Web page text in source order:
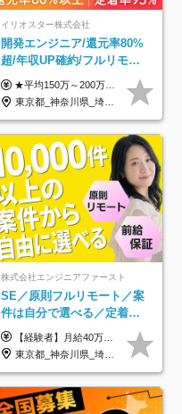
イリオスター株式会社
開発エンジニア/還元率80%
超/年収UP確約/フルリモ
OK/年休130日/平均残業7h/
約2万件の案件から選択
★平均150万～200万円年収UPを実現！ ★前職給与を100％保証！ ★案件内容の開示・明確な評価体制あり ⇒クライアント評価で即昇給を実現したケースも◎ ★年12回（毎月昇給チャンスあり） ■月給35万円～103万円 ※経験・能力・前職給与を考慮し、決定 ※上記給与には月30時間分(6万6500円以上)の固定残業代が含まれます。超過分は手当として別途支給します ※試用期間3ヶ月あり(期間中の給与・待遇面に差異はありません) ▼収入アップの実例をご紹介 ───────────── ★働き方改革をした30代男性（PG） 子どもが生まれたばかりなのに、忙しい現場で残業も月50～60時間が当たり前。 ⇒残業ほぼゼロ＆週3リモートの働き方に！しかも給与もアップ！ ★収入アップした30代男性（PM） 子供が3人いて家計も苦しく、残業代で稼ぐ日々… ⇒残業をたくさんしていた年収額より、100万円以上アップしました！
東京都_神奈川県_埼玉県_千葉県_大阪府_愛知県_北海道_青森県_岩手県_宮城県_秋田県_山形県_福島県_茨城県_栃木県_群馬県_新潟県_山梨県_長野県_富山県_石川県_福井県_静岡県_岐阜県_三重県_兵庫県_京都府_滋賀県_奈良県_和歌山県_広島県_岡山県_鳥取県_島根県_山口県_徳島県_香川県_愛媛県_高知県_福岡県_熊本県_佐賀県_長崎県_大分県_宮崎県_鹿児島県_沖縄県
株式会社エンジニアファースト
SE／原則フルリモート／案
件は自分で選べる／定着率
93%／20～30代活躍中！
【経験者】月給40万円～120万円(固定残業代含む)+各種手当 ★前職給与の総収入額を100％保証｜還元率84％〜100％ ★20代の平均年収570万円 ※月給には、みなし残業手当(月30時間／5万8000円以上)を含みます 超過分は別途追加支給 ※固定残業代は、時間外労働の有無に関わらず30時間分を、月5万8000円~15万7000円支給 ※上記を超える時間外労働分は追加で支給 【未経験者】月給21万円以上＋各種手当 固定残業なし(残業代発生分全額支給) ※6ヶ月の試用期間あり（※条件に変動なし） ▼単価連動性×還元率は84％～100％で収入の大幅UPが可能！ ・案件単価が月50万円の場合：年収417万円 ・案件単価が月70万円の場合：年収584万円 ・案件単価が月100万円の場合：年収834万円 ＜モデル年収＞ ▼400万円～500万円(入社初年度) ▼542万円～626万円(入社2年) ▼667万円～700万円(入社3年） ▼709万円～801万円(入社5年）
東京都_神奈川県_埼玉県_千葉県_大阪府_愛知県_北海道_青森県_岩手県_宮城県_秋田県_山形県_福島県_茨城県_栃木県_群馬県_新潟県_山梨県_長野県_富山県_石川県_福井県_静岡県_岐阜県_三重県_兵庫県_京都府_滋賀県_奈良県_和歌山県_広島県_岡山県_鳥取県_島根県_山口県_徳島県_香川県_愛媛県_高知県_福岡県_熊本県_佐賀県_長崎県_大分県_宮崎県_鹿児島県_沖縄県